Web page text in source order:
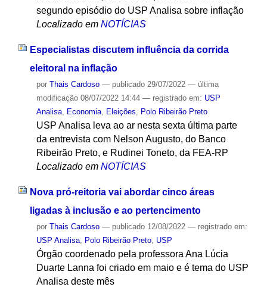
segundo episódio do USP Analisa sobre inflação
Localizado em NOTÍCIAS
Especialistas discutem influência da corrida
eleitoral na inflação
por Thais Cardoso — publicado29/07/2022 — última
modificação08/07/2022 14:44 — registrado em: USP
Analisa, Economia, Eleições Polo Ribeirão Preto
USP Analisa leva ao ar nesta sexta última parte
da entrevista com Nelson Augusto, do Banco
Ribeirão Preto, e Rudinei Toneto, da FEA-RP
Localizado em NOTÍCIAS
Nova pró-reitoria vai abordar cinco áreas
ligadas à inclusão e ao pertencimento
por Thais Cardoso — publicado12/08/2022 — registrado em:
USP Analisa, Polo Ribeirão Preto, USP
Órgão coordenado pela professora Ana Lúcia
Duarte Lanna foi criado em maio e é tema do USP
Analisa deste mês